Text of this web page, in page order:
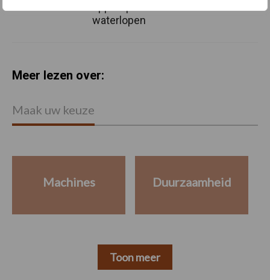
waterlopen
Meer lezen over:
Maak uw keuze
Machines Duurzaamheid
Toon meer